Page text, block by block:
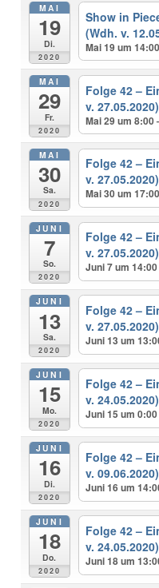
MAI
19
Di.
2020
Show in
(Wdh. v.
Mai 19 um
MAI
29
Fr.
2020
Folge 42 –
v. 27.05.2020)
Mai 29 um 8:00
MAI
30
Sa.
2020
Folge 42 –
v. 27.05.2020)
Mai 30 um
JUNI
7
So.
2020
Folge 42 –
v. 27.05.2020)
Juni 7 um
JUNI
13
Sa.
2020
Folge 42 –
v. 27.05.2020)
Juni 13 um
JUNI
15
Mo.
2020
Folge 42 –
v. 24.05.2020)
Juni 15 um
JUNI
16
Di.
2020
Folge 42 –
v. 09.06.2020)
Juni 16 um
JUNI
18
Do.
2020
Folge 42 –
v. 24.05.2020)
Juni 18 um